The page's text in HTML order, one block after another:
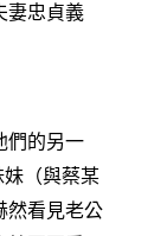
妻忠貞義
們的另一
（與蔡某
然看見老公